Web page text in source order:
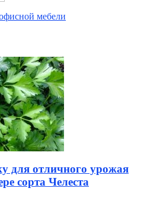
мебели
для отличного урожая
сорта Челеста